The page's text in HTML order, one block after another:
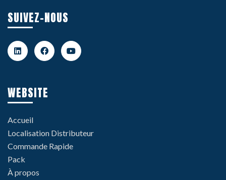
SUIVEZ-NOUS
WEBSITE
Accueil
Localisation Distributeur
Commande Rapide
Pack
À propos